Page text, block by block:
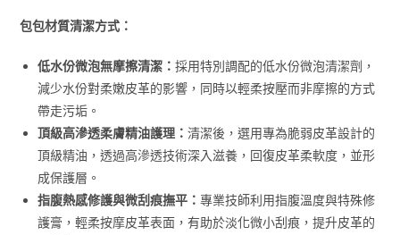
包包材質清潔方式：
低水份微泡無摩擦清潔：採用特別調配的低水份微泡清潔劑，
減少水份對柔嫩皮革的影響，同時以輕柔按壓而非摩擦的方式
帶走污垢。
頂級高滲透柔膚精油護理：清潔後，選用專為脆弱皮革設計的
頂級精油，透過高滲透技術深入滋養，回復皮革柔軟度，並形
成保護層。
指腹熱感修護與微刮痕撫平：專業技師利用指腹溫度與特殊修
護膏，輕柔按摩皮革表面，有助於淡化微小刮痕，提升皮革的